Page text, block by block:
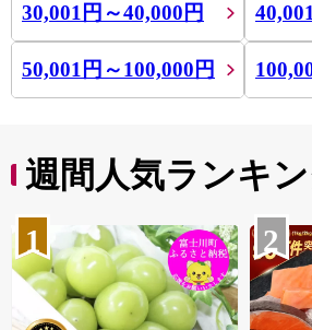
30,001円～40,000円
50,001円～100,000円
週間人気ランキ
1 2